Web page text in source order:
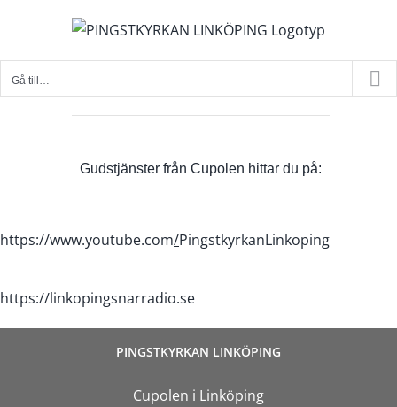
innehållet
Gå till…
Gudstjänster från Cupolen hittar du på:
https://www.youtube.com/PingstkyrkanLinkoping
https://linkopingsnarradio.se
PINGSTKYRKAN LINKÖPING
Cupolen i Linköping